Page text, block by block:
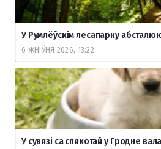
У Румлёўскім лесапарку
6 ЖНІЎНЯ 2026, 13:22
У сувязі са спякотай у Гродне